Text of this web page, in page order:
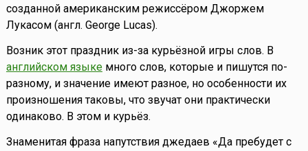
созданной американским режиссёром Джоржем
Лукасом (англ. George Lucas).
Возник этот праздник из-за курьёзной игры слов. В
английском языкемного слов, которые и пишутся по-
разному, и значение имеют разное, но особенности их
произношения таковы, что звучат они практически
одинаково. В этом и курьёз.
Знаменитая фраза напутствия джедаев «Да пребудет с